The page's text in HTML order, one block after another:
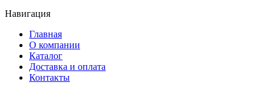
Навигация
Главная
О компании
Каталог
Доставка и оплата
Контакты